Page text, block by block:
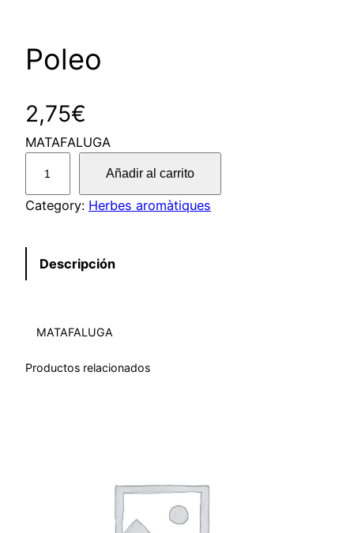
Poleo
2,75€
MATAFALUGA
l
o
a
d
Añadir al carrito
Category: Herbes aromàtiques
Descripción
MATAFALUGA
Productos relacionados